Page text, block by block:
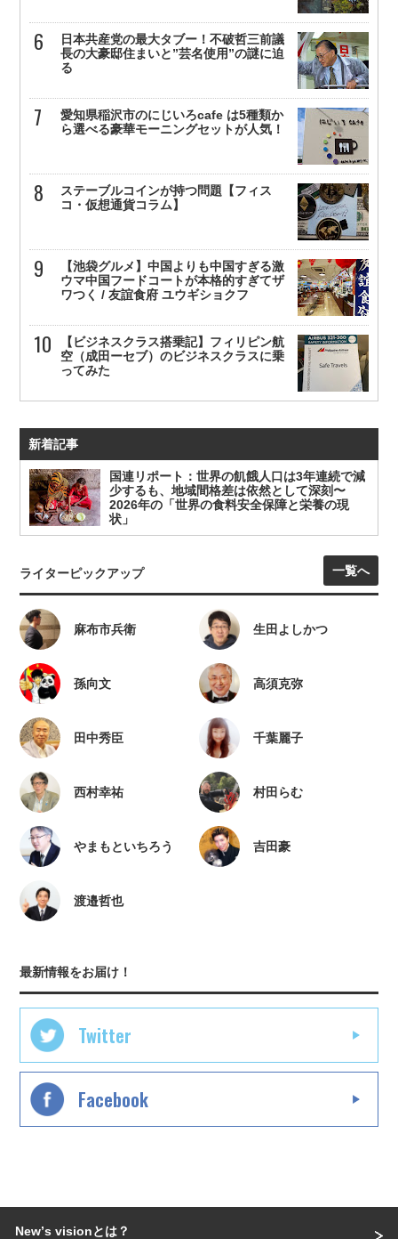
日本共産党の最大タブー！不破哲三前議
長の大豪邸住まいと”芸名使用”の謎に迫
る
愛知県稲沢市のにじいろcafe は5種類か
ら選べる豪華モーニングセットが人気！
ステーブルコインが持つ問題【フィス
コ・仮想通貨コラム】
【池袋グルメ】中国よりも中国すぎる激
ウマ中国フードコートが本格的すぎてザ
ワつく / 友誼食府 ユウギショクフ
【ビジネスクラス搭乗記】フィリピン航
空（成田ーセブ）のビジネスクラスに乗
ってみた
新着記事
国連リポート：世界の飢餓人口は3年連続で減
少するも、地域間格差は依然として深刻〜
2026年の「世界の食料安全保障と栄養の現
状」
ライターピックアップ 一覧へ
麻布市兵衛 生田よしかつ
孫向文 高須克弥
田中秀臣 千葉麗子
西村幸祐 村田らむ
やまもといちろう 吉田豪
渡邉哲也
最新情報をお届け！
Twitter
Facebook
Newʼs visionとは？